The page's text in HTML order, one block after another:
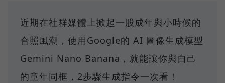
近期在社群媒體上掀起一股成年與小時候的
合照風潮，使用Google的 AI 圖像生成模型
Gemini Nano Banana，就能讓你與自己
的童年同框，2步驟生成指令一次看！